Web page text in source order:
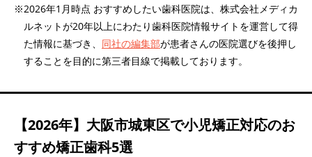
医療法人優紫会 いけなが歯科 口腔外科・矯
正歯科
医療法人 尾崎歯科医院
れいファミリー歯科・矯正歯科
医療法人 がもう四丁目歯科
ふなと歯科医院 しぎの歯科
※2026年1月時点 おすすめしたい歯科医院は、株式会社メディカ
ルネットが20年以上にわたり歯科医院情報サイトを運営して得
た情報に基づき、 同社の編集部が患者さんの医院選びを後押し
することを目的に第三者目線で掲載しております。
【2026年】 大阪市城東区で小児矯正対応のお
すすめ矯正歯科5選